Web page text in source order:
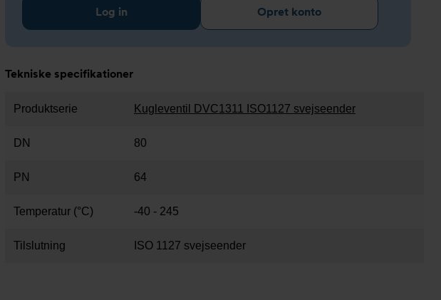
Log in Opret konto
Tekniske specifikationer
Produktserie Kugleventil DVC1311 ISO1127 svejseender
DN 80
PN 64
Temperatur (°C) -40 - 245
Tilslutning ISO 1127 svejseender